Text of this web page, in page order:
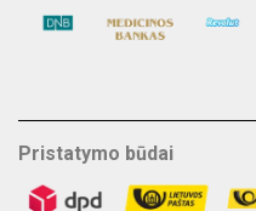
Pristatymo būdai